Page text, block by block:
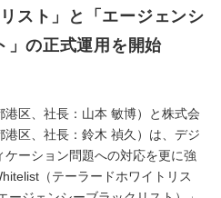
スト」と「エージェンシ
」の正式運用を開始
区、社長：山本 敏博）と株式会
区、社長：鈴木 禎久）は、デジ
ーション問題への対応を更に強
（テーラードホワイトリス